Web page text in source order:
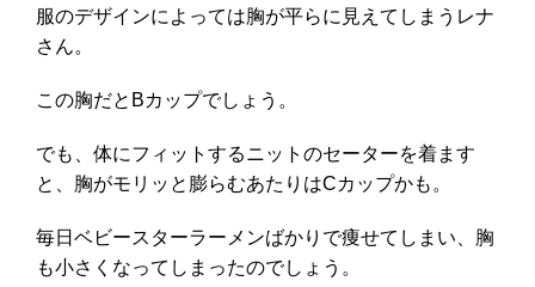
服のデザインによっては胸が平らに見えてしまうレナ
さん。
この胸だとBカップでしょう。
でも、体にフィットするニットのセーターを着ます
と、胸がモリッと膨らむあたりはCカップかも。
毎日ベビースターラーメンばかりで痩せてしまい、胸
も小さくなってしまったのでしょう。